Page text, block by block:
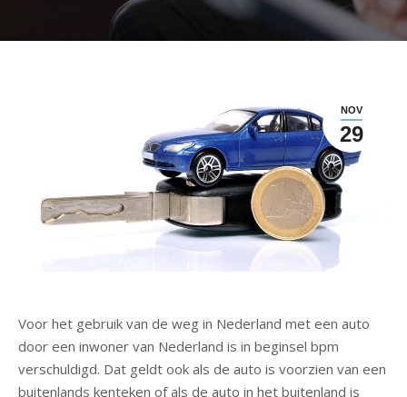
NOV
29
Voor het gebruik van de weg in Nederland met een auto
door een inwoner van Nederland is in beginsel bpm
verschuldigd. Dat geldt ook als de auto is voorzien van een
buitenlands kenteken of als de auto in het buitenland is